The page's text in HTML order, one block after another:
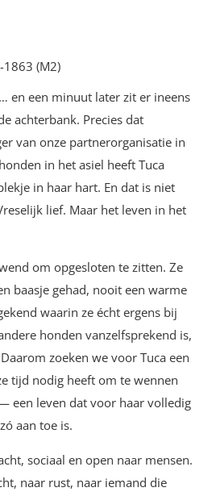
1863 (M2)
en een minuut later zit er ineens
achterbank. Precies dat
van onze partnerorganisatie in
in het asiel heeft Tuca
in haar hart. En dat is niet
lief. Maar het leven in het
om opgesloten te zitten. Ze
baasje gehad, nooit een warme
waarin ze écht ergens bij
honden vanzelfsprekend is,
zoeken we voor Tuca een
tijd nodig heeft om te wennen
een leven dat voor haar volledig
aan toe is.
sociaal en open naar mensen.
naar rust, naar iemand die